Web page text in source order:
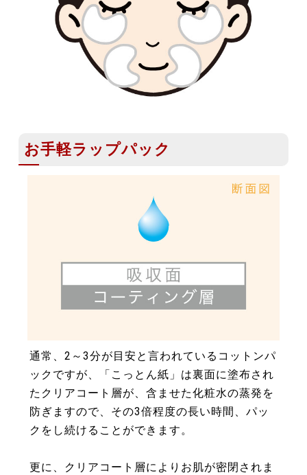
お手軽ラップパック
通常、2～3分が目安と言われているコットンパ
ックですが、「こっとん紙」は裏面に塗布され
たクリアコート層が、含ませた化粧水の蒸発を
防ぎますので、その3倍程度の長い時間、パッ
クをし続けることができます。
更に、クリアコート層によりお肌が密閉されま